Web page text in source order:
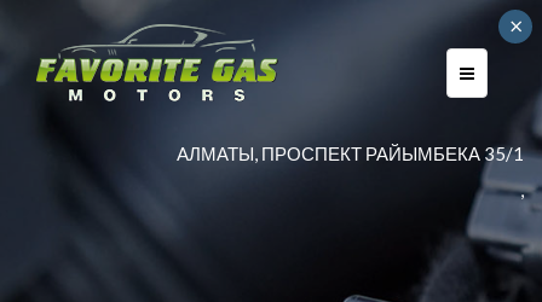
AЛМАТЫ, ПРОСПЕКТ РАЙЫМБЕКА 35/1
,
×